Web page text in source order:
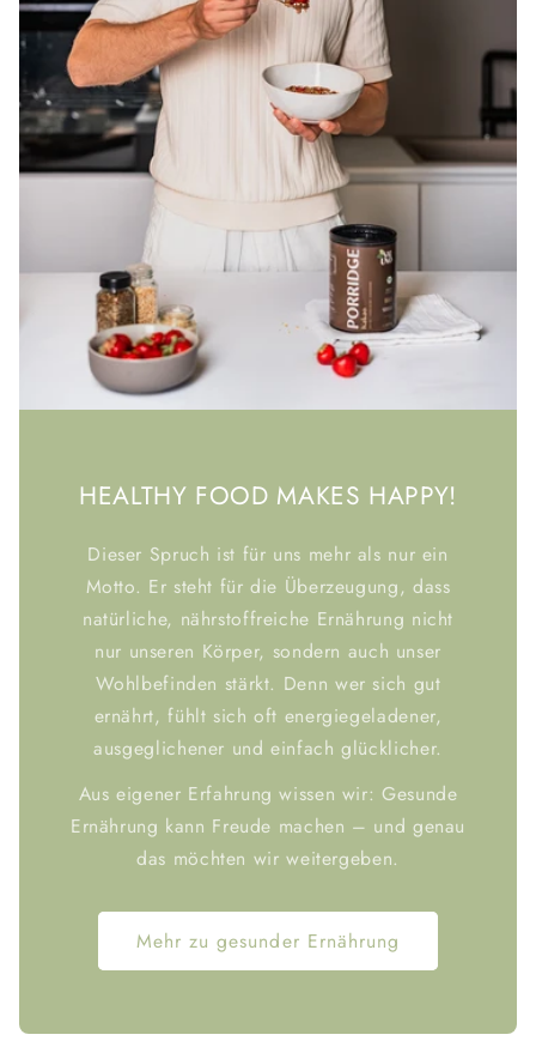
HEALTHY FOOD MAKES HAPPY!
Dieser Spruch ist für uns mehr als nur ein
Motto. Er steht für die Überzeugung, dass
natürliche, nährstoffreiche Ernährung nicht
nur unseren Körper, sondern auch unser
Wohlbefinden stärkt. Denn wer sich gut
ernährt, fühlt sich oft energiegeladener,
ausgeglichener und einfach glücklicher.
Aus eigener Erfahrung wissen wir: Gesunde
Ernährung kann Freude machen – und genau
das möchten wir weitergeben.
Mehr zu gesunder Ernährung